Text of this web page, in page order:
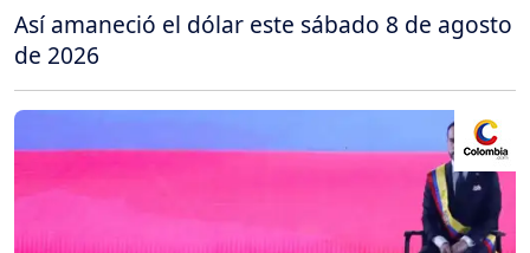
Así amaneció el dólar este sábado 8 de agosto
de 2026